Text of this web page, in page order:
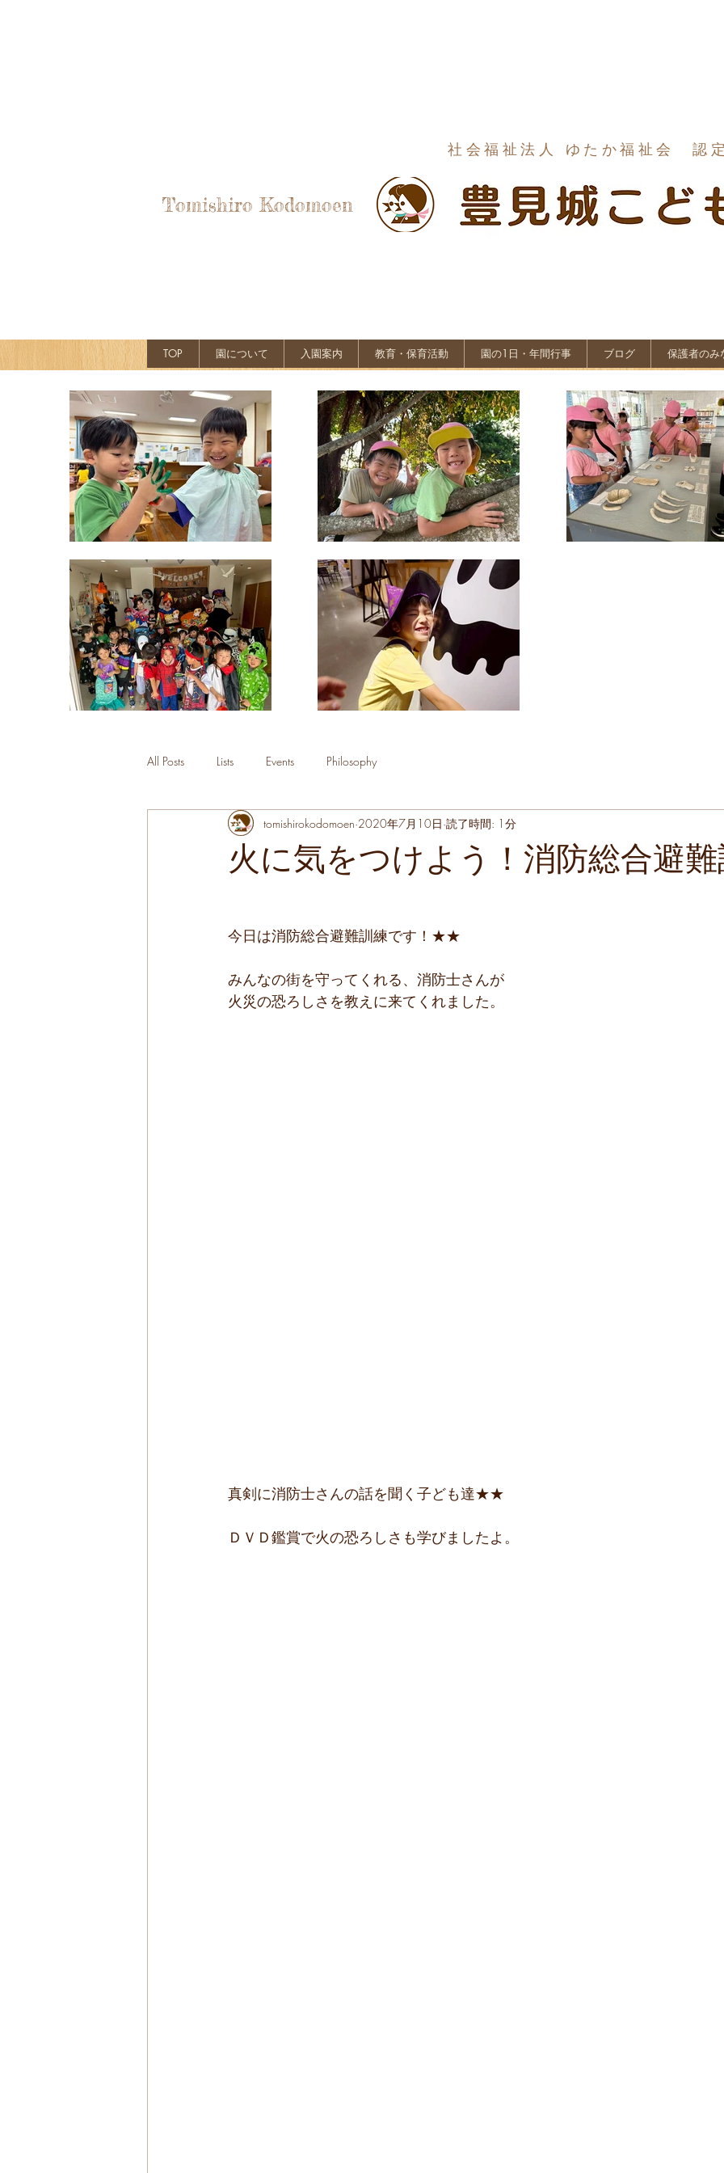
社会福祉法人 ゆたか福祉会 認
Tomishiro Kodomoen
TOP 園について 入園案内 教育・保育活動 園の1日・年間行事 ブログ 保護者のみ
All Posts Lists Events Philosophy
火に気をつけよう！消防総合避
tomishirokodomoen 2020年7月10日 読了時間: 1分
今日は消防総合避難訓練です！★★
みんなの街を守ってくれる、消防士さんが
火災の恐ろしさを教えに来てくれました。
真剣に消防士さんの話を聞く子ども達★★
ＤＶＤ鑑賞で火の恐ろしさも学びましたよ。